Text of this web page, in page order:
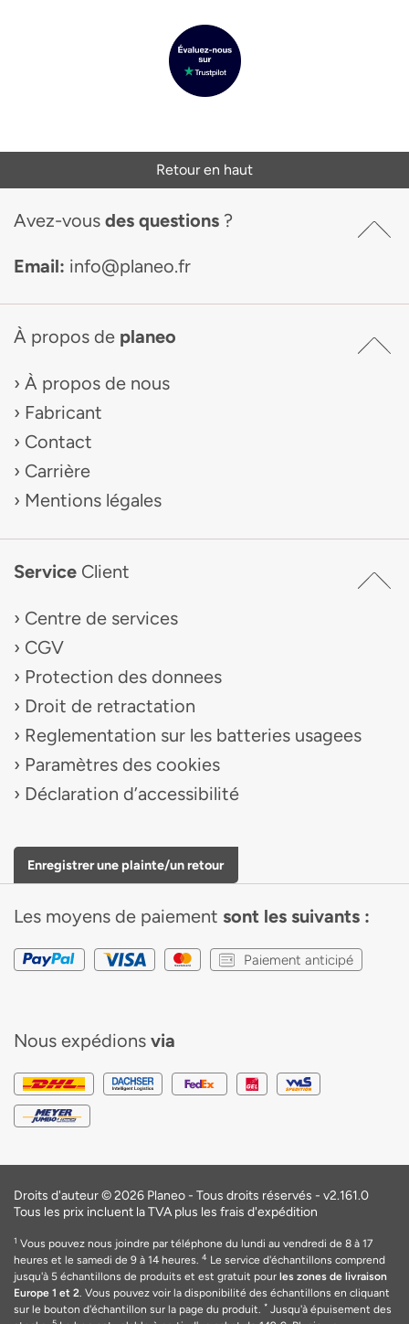
Retour en haut
Avez-vous des questions ?
Email: info@planeo.fr
À propos de planeo
À propos de nous
Fabricant
Contact
Carrière
Mentions légales
Service Client
Centre de services
CGV
Protection des donnees
Droit de retractation
Reglementation sur les batteries usagees
Paramètres des cookies
Déclaration d’accessibilité
Enregistrer une plainte/un retour
Les moyens de paiement sont les suivants :
Paiement anticipé
Nous expédions via
Droits d'auteur © 2026 Planeo - Tous droits réservés - v2.161.0
Tous les prix incluent la TVA plus les frais d'expédition
1 Vous pouvez nous joindre par téléphone du lundi au vendredi de 8 à 17
heures et le samedi de 9 à 14 heures. 4 Le service d'échantillons comprend
jusqu'à 5 échantillons de produits et est gratuit pour les zones de livraison
Europe 1 et 2. Vous pouvez voir la disponibilité des échantillons en cliquant
sur le bouton d'échantillon sur la page du produit. * Jusqu'à épuisement des